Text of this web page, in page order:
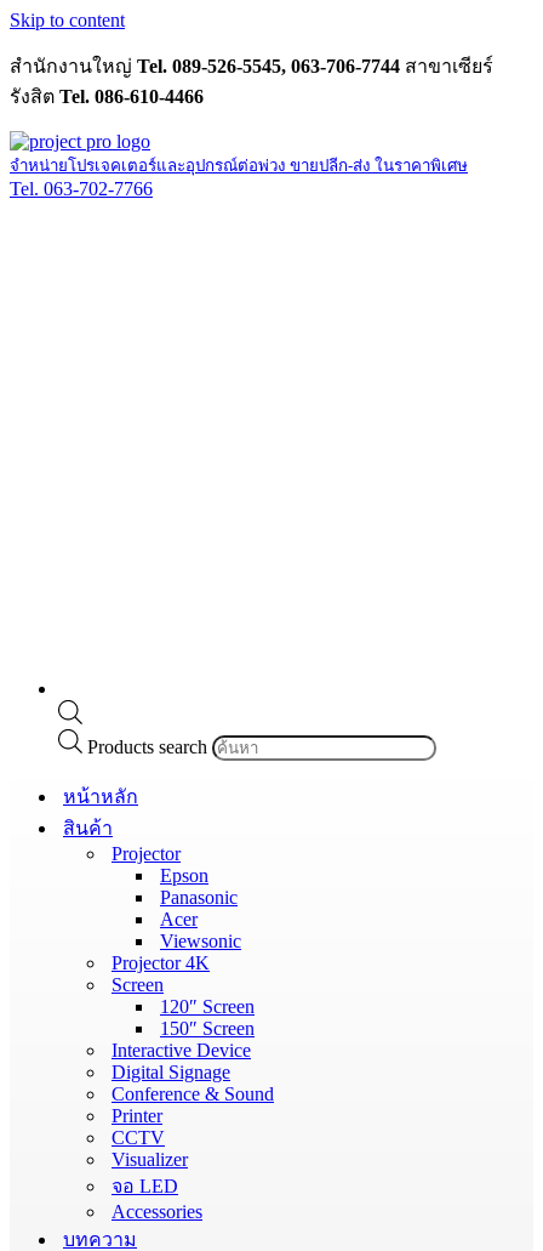
Skip to content
สำนักงานใหญ่ Tel. 089-526-5545, 063-706-7744 สาขาเซียร์
รังสิต Tel. 086-610-4466
จำหน่ายโปรเจคเตอร์และอุปกรณ์ต่อพ่วง ขายปลีก-ส่ง ในราคาพิเศษ
Tel. 063-702-7766
Products search
หน้าหลัก
สินค้า
Projector
Epson
Panasonic
Acer
Viewsonic
Projector 4K
Screen
120″ Screen
150″ Screen
Interactive Device
Digital Signage
Conference & Sound
Printer
CCTV
Visualizer
จอ LED
Accessories
บทความ